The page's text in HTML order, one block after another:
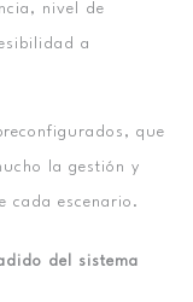
nivel de
a
que
la gestión y
cada escenario.
del sistema